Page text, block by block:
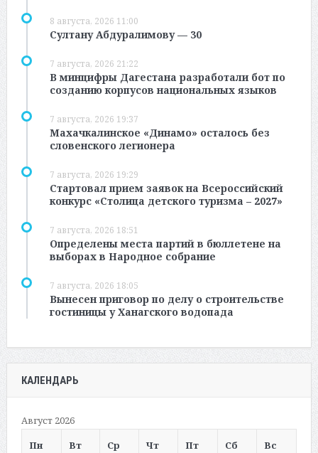
8 августа, 2026 11:00
Султану Абдуралимову — 30
7 августа, 2026 21:22
В минцифры Дагестана разработали бот по
созданию корпусов национальных языков
7 августа, 2026 19:37
Махачкалинское «Динамо» осталось без
словенского легионера
7 августа, 2026 19:29
Стартовал прием заявок на Всероссийский
конкурс «Столица детского туризма – 2027»
7 августа, 2026 18:51
Определены места партий в бюллетене на
выборах в Народное собрание
7 августа, 2026 18:05
Вынесен приговор по делу о строительстве
гостиницы у Ханагского водопада
КАЛЕНДАРЬ
Август 2026
Пн
Вт Ср Чт Пт Сб Вс